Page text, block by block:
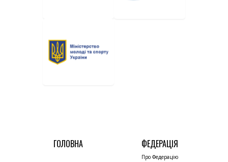
ГОЛОВНА ФЕДЕРАЦІЯ
Про Федерацію